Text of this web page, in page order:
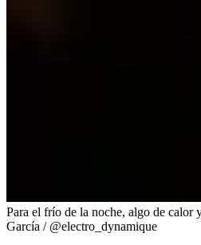
Para el frío de la noche, algo de calor
García / @electro_dynamique